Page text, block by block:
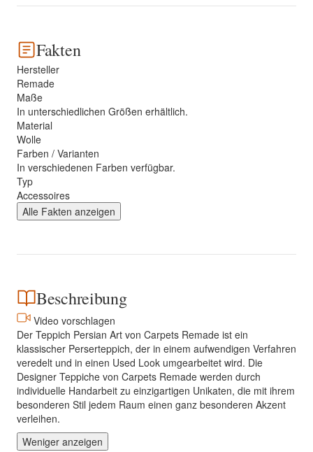
Fakten
Hersteller
Remade
Maße
In unterschiedlichen Größen erhältlich.
Material
Wolle
Farben / Varianten
In verschiedenen Farben verfügbar.
Typ
Accessoires
Alle Fakten anzeigen
Beschreibung
Video vorschlagen
Der Teppich Persian Art von Carpets Remade ist ein
klassischer Perserteppich, der in einem aufwendigen Verfahren
veredelt und in einen Used Look umgearbeitet wird. Die
Designer Teppiche von Carpets Remade werden durch
individuelle Handarbeit zu einzigartigen Unikaten, die mit ihrem
besonderen Stil jedem Raum einen ganz besonderen Akzent
verleihen.
Weniger anzeigen